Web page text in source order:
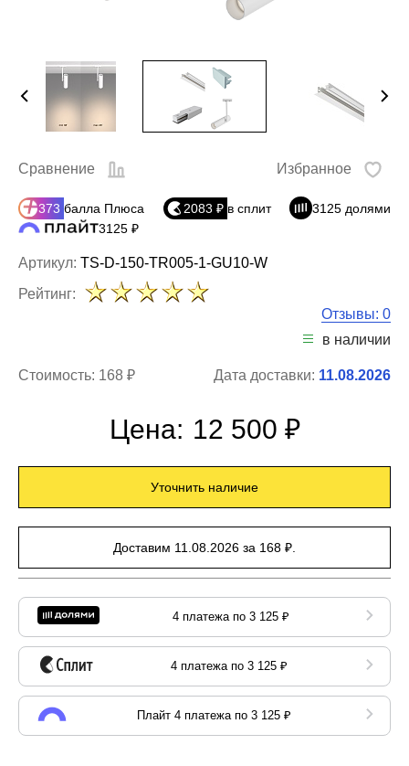
Артикул: TS-D-150-TR005-1-GU10-W
Сравнение Избранное
373 балла Плюса 2083 ₽ в сплит
3125 долями
3125 ₽
Рейтинг:
Отзывы: 0
в наличии
Стоимость: 168 ₽ Дата доставки: 11.08.2026
Цена: 12 500 ₽
Уточнить наличие
Доставим 11.08.2026 за 168 ₽.
4 платежа по 3 125 ₽
4 платежа по 3 125 ₽
Плайт 4 платежа по 3 125 ₽